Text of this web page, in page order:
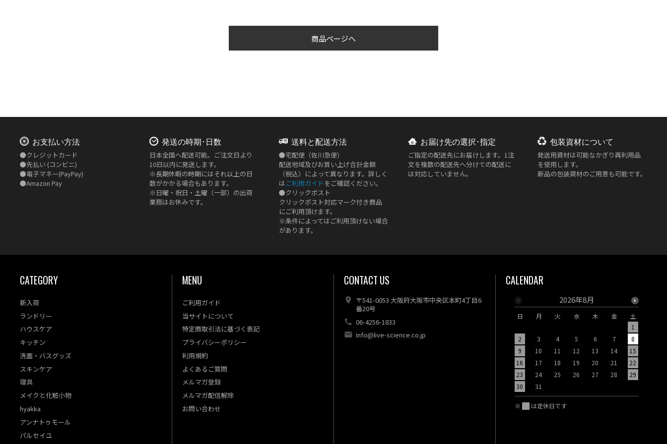
商品ページへ
お支払い方法
●クレジットカード
●先払い (コンビニ)
●電子マネー(PayPay)
●Amazon Pay
発送の時期･日数
日本全国へ配送可能。ご注文日より
10日以内に発送します。
※長期休暇の時期にはそれ以上の日
数がかかる場合もあります。
※日曜・祝日・土曜（一部）の出荷
業務はお休みです。
送料と配送方法
●宅配便（佐川急便）
配送地域及びお買い上げ合計金額
（税込）によって異なります。詳しく
はご利用ガイド をご確認ください。
●クリックポスト
クリックポスト対応マーク付き商品
にご利用頂けます。
※条件によってはご利用頂けない場合
があります。
お届け先の選択･指定
ご指定の配送先にお届けします。1注
文を複数の配送先へ分けての配送に
は対応していません。
包装資材について
発送用資材は可能なかぎり再利用品
を使用します。
新品の包装資材のご用意も可能です。
CATEGORY
新入荷
ランドリー
ハウスケア
キッチン
洗面・バスグッズ
スキンケア
寝具
メイクと化粧小物
hyakka
アンナトゥモール
パルセイユ
MENU
ご利用ガイド
当サイトについて
特定商取引法に基づく表記
プライバシーポリシー
利用規約
よくあるご質問
メルマガ登録
メルマガ配信解除
お問い合わせ
CONTACT US
〒541-0053 大阪府大阪市中央区本町4丁目6
番20号
06-4256-1833
info@live-science.co.jp
CALENDAR
2026年8月
日 月 火 水 木 金
土
1
2
3 4 5 6 7
8
9
10 11 12 13 14
15
16
17 18 19 20 21
22
23
24 25 26 27 28
29
30
31
※ は定休日です